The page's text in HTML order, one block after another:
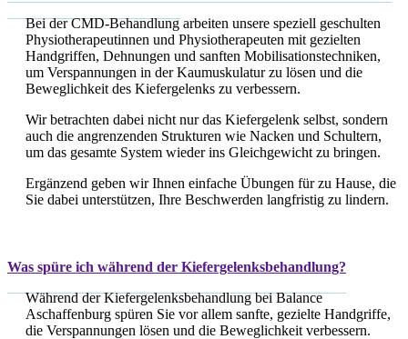
Bei der CMD-Behandlung arbeiten unsere speziell geschulten
Physiotherapeutinnen und Physiotherapeuten mit gezielten
Handgriffen, Dehnungen und sanften Mobilisationstechniken,
um Verspannungen in der Kaumuskulatur zu lösen und die
Beweglichkeit des Kiefergelenks zu verbessern.
Wir betrachten dabei nicht nur das Kiefergelenk selbst, sondern
auch die angrenzenden Strukturen wie Nacken und Schultern,
um das gesamte System wieder ins Gleichgewicht zu bringen.
Ergänzend geben wir Ihnen einfache Übungen für zu Hause, die
Sie dabei unterstützen, Ihre Beschwerden langfristig zu lindern.
Was spüre ich während der Kiefergelenksbehandlung?
Während der Kiefergelenksbehandlung bei Balance
Aschaffenburg spüren Sie vor allem sanfte, gezielte Handgriffe,
die Verspannungen lösen und die Beweglichkeit verbessern.